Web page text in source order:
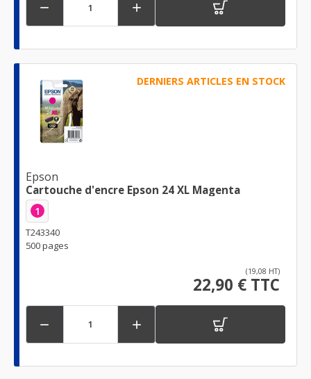
 
DERNIERS ARTICLES EN STOCK
Epson
Cartouche d'encre Epson 24 XL Magenta
1
T243340
500 pages
(19,08 HT)
22,90 € TTC
 